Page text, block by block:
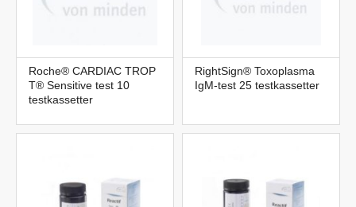
Roche® CARDIAC TROP
T® Sensitive test 10
testkassetter
RightSign® Toxoplasma
IgM-test 25 testkassetter